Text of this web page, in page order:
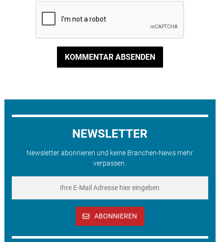
KOMMENTAR ABSENDEN
NEWSLETTER
Newsletter abonnieren und keine Branchen-News mehr
verpassen.
ABONNIEREN